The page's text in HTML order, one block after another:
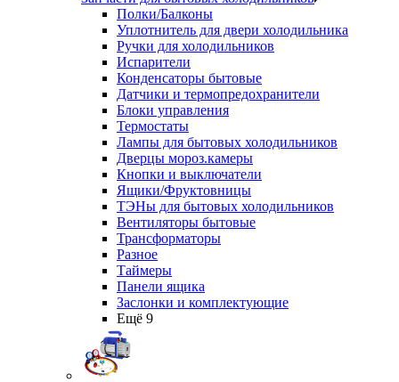
Полки/Балконы
Уплотнитель для двери холодильника
Ручки для холодильников
Испарители
Конденсаторы бытовые
Датчики и термопредохранители
Блоки управления
Термостаты
Лампы для бытовых холодильников
Дверцы мороз.камеры
Кнопки и выключатели
Ящики/Фруктовницы
ТЭНы для бытовых холодильников
Вентиляторы бытовые
Трансформаторы
Разное
Таймеры
Панели ящика
Заслонки и комплектующие
Ещё 9